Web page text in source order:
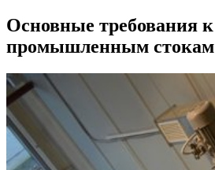
Основные требования к
промышленным стокам